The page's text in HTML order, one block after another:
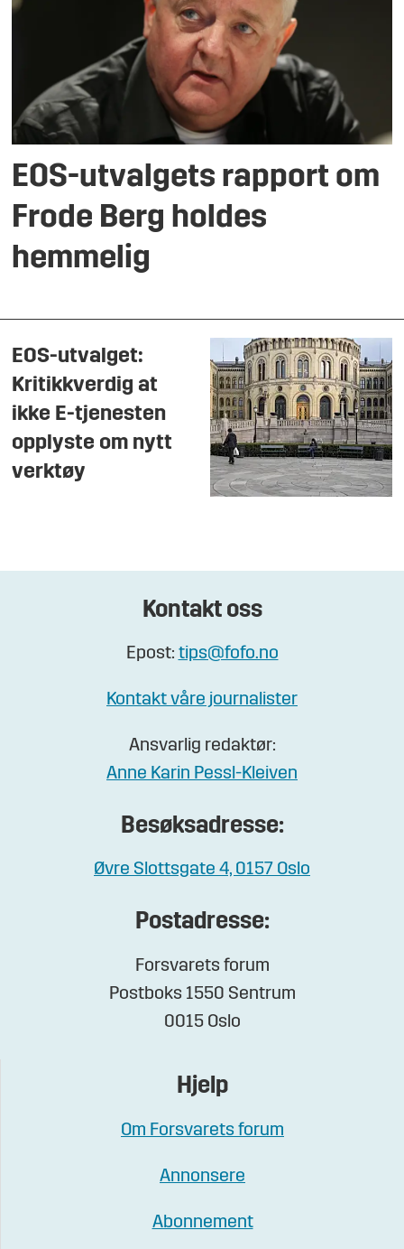
EOS-utvalgets rapport om
Frode Berg holdes
hemmelig
EOS-utvalget:
Kritikkverdig at
ikke E-tjenesten
opplyste om nytt
verktøy
Kontakt oss
Epost: tips@fofo.no
Kontakt våre journalister
Ansvarlig redaktør:
Anne Karin Pessl-Kleiven
Besøksadresse:
Øvre Slottsgate 4, 0157 Oslo
Postadresse:
Forsvarets forum
Postboks 1550 Sentrum
0015 Oslo
Hjelp
Om Forsvarets forum
Annonsere
Abonnement